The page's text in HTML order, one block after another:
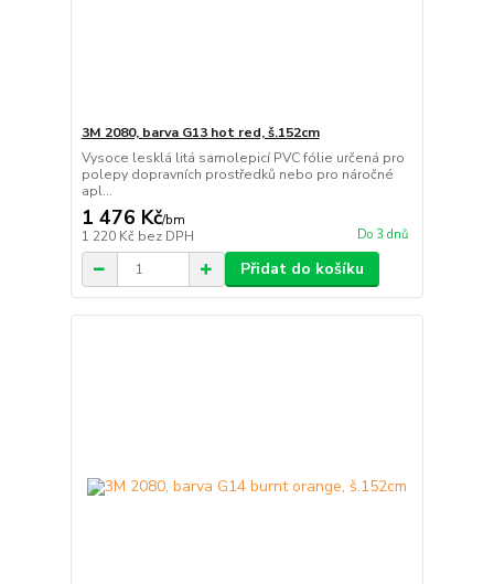
3M 2080, barva G13 hot red, š.152cm
Vysoce lesklá litá samolepicí PVC fólie určená pro
polepy dopravních prostředků nebo pro náročné
apl...
1 476 Kč/bm
1 220 Kč bez DPH Do 3 dnů
Přidat do košíku